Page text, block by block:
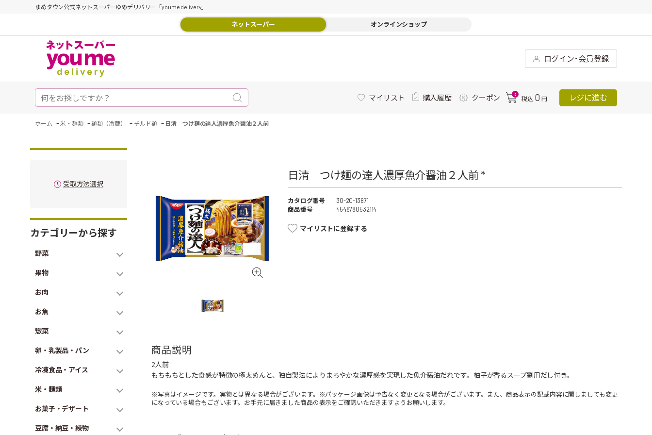
ゆめタウン公式ネットスーパーゆめデリバリー「youme delivery」
ネットスーパー オンラインショップ
ログイン･会員登録
マイリスト 購入履歴 クーポン 0
税込 0 円 レジに進む
ホーム -米・麺類 -麺類（冷蔵） - チルド麺 - 日清 つけ麺の達人濃厚魚介醤油２人前
受取方法選択
カテゴリーから探す
野菜
果物
お肉
お魚
惣菜
卵・乳製品・パン
冷凍食品・アイス
米・麺類
お菓子・デザート
豆腐・納豆・練物
日清 つけ麺の達人濃厚魚介醤油２人前 *
カタログ番号
30-20-13871
商品番号
4548780532114
マイリストに登録する
商品説明
2人前
もちもちとした食感が特徴の極太めんと、独自製法によりまろやかな濃厚感を実現した魚介醤油だれです。柚子が香るスープ割用だし付き。
※写真はイメージです。実物とは異なる場合がございます。※パッケージ画像は予告なく変更となる場合がございます。また、商品表示の記載内容に関しましても変更
になっている場合もございます。お手元に届きました商品の表示をご確認いただきますようお願いします。